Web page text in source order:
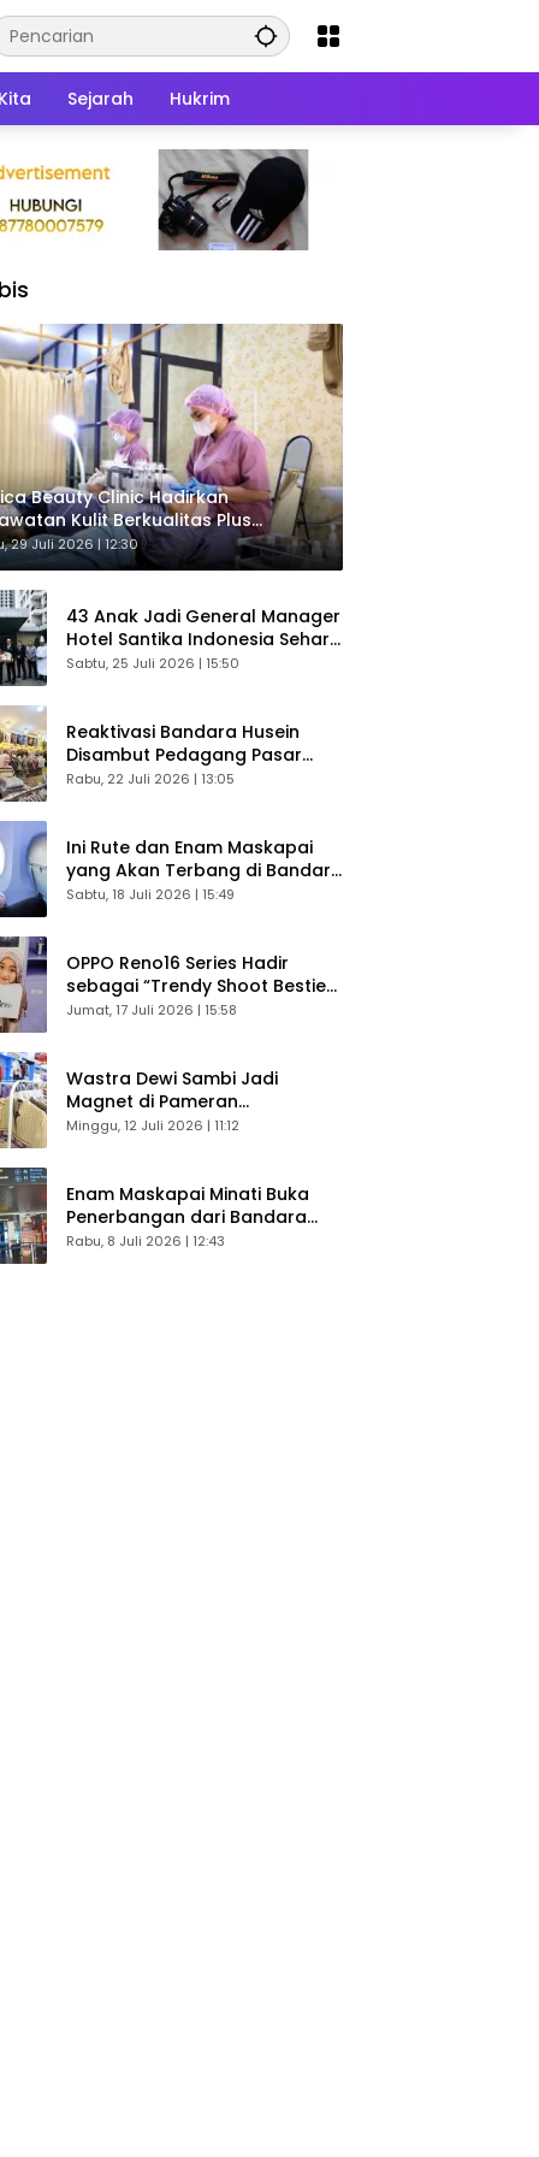
Sejarah Hukrim
Beauty Clinic Hadirkan
Kulit Berkualitas Plus
Gratis
29 Juli 2026 | 12:30
43 Anak Jadi General Manager
Hotel Santika Indonesia Sehari
Sukses Digelar
Sabtu, 25 Juli 2026 | 15:50
Reaktivasi Bandara Husein
Disambut Pedagang Pasar
Baru, Diyakini Bangkitkan
Rabu, 22 Juli 2026 | 13:05
Ini Rute dan Enam Maskapai
yang Akan Terbang di Bandara
Husein Sastranegara
Sabtu, 18 Juli 2026 | 15:49
OPPO Reno16 Series Hadir
sebagai “Trendy Shoot Bestie”,
Bikin Konten Kreator Makin
Jumat, 17 Juli 2026 | 15:58
Wastra Dewi Sambi Jadi
Magnet di Pameran
Dekranasda, Banyak Diminati
Minggu, 12 Juli 2026 | 11:12
Enam Maskapai Minati Buka
Penerbangan dari Bandara
Husein Sastranegara
Rabu, 8 Juli 2026 | 12:43